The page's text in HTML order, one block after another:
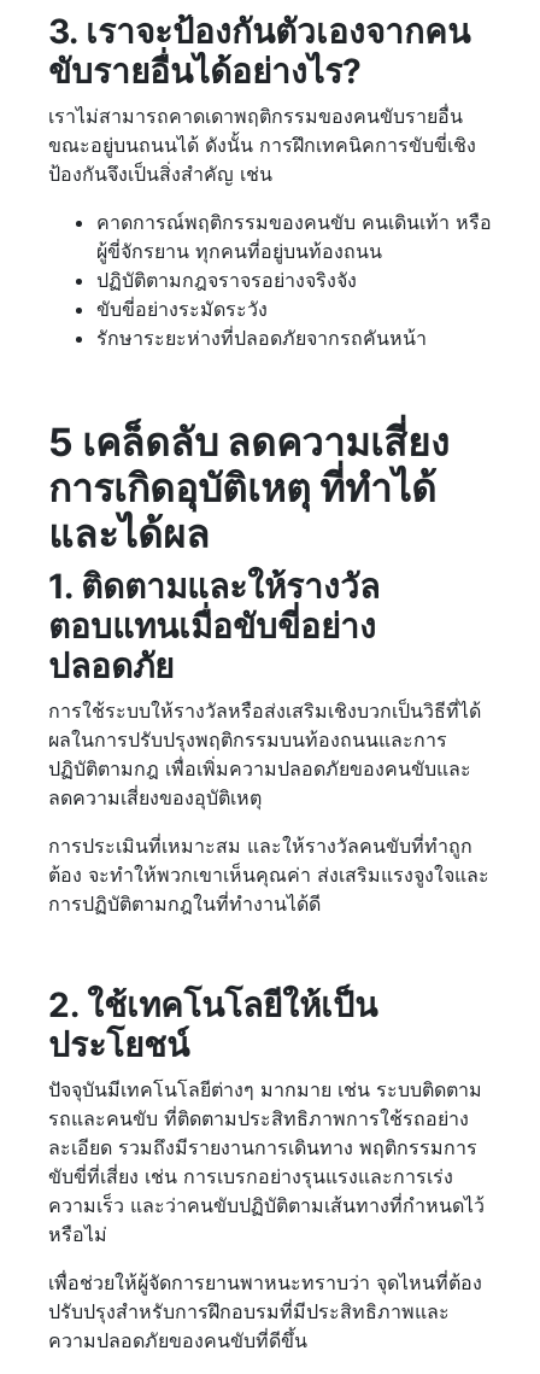
3. เราจะป้องกันตัวเองจากคน
ขับรายอื่นได้อย่างไร?
เราไม่สามารถคาดเดาพฤติกรรมของคนขับรายอื่น
ขณะอยู่บนถนนได้ ดังนั้น การฝึกเทคนิคการขับขี่เชิง
ป้องกันจึงเป็นสิ่งสำคัญ เช่น
คาดการณ์พฤติกรรมของคนขับ คนเดินเท้า หรือ
ผู้ขี่จักรยาน ทุกคนที่อยู่บนท้องถนน
ปฏิบัติตามกฎจราจรอย่างจริงจัง
ขับขี่อย่างระมัดระวัง
รักษาระยะห่างที่ปลอดภัยจากรถคันหน้า
5 เคล็ดลับ ลดความเสี่ยง
การเกิดอุบัติเหตุ ที่ทำได้
และได้ผล
1. ติดตามและให้รางวัล
ตอบแทนเมื่อขับขี่อย่าง
ปลอดภัย
การใช้ระบบให้รางวัลหรือส่งเสริมเชิงบวกเป็นวิธีที่ได้
ผลในการปรับปรุงพฤติกรรมบนท้องถนนและการ
ปฏิบัติตามกฎ เพื่อเพิ่มความปลอดภัยของคนขับและ
ลดความเสี่ยงของอุบัติเหตุ
การประเมินที่เหมาะสม และให้รางวัลคนขับที่ทำถูก
ต้อง จะทำให้พวกเขาเห็นคุณค่า ส่งเสริมแรงจูงใจและ
การปฏิบัติตามกฎในที่ทำงานได้ดี
2. ใช้เทคโนโลยีให้เป็น
ประโยชน์
ปัจจุบันมีเทคโนโลยีต่างๆ มากมาย เช่น ระบบติดตาม
รถและคนขับ ที่ติดตามประสิทธิภาพการใช้รถอย่าง
ละเอียด รวมถึงมีรายงานการเดินทาง พฤติกรรมการ
ขับขี่ที่เสี่ยง เช่น การเบรกอย่างรุนแรงและการเร่ง
ความเร็ว และว่าคนขับปฏิบัติตามเส้นทางที่กำหนดไว้
หรือไม่
เพื่อช่วยให้ผู้จัดการยานพาหนะทราบว่า จุดไหนที่ต้อง
ปรับปรุงสำหรับการฝึกอบรมที่มีประสิทธิภาพและ
ความปลอดภัยของคนขับที่ดีขึ้น